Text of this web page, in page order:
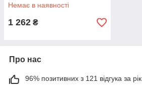
Немає в наявності
1 262 ₴
Про нас
96% позитивних з 121 відгука за рік